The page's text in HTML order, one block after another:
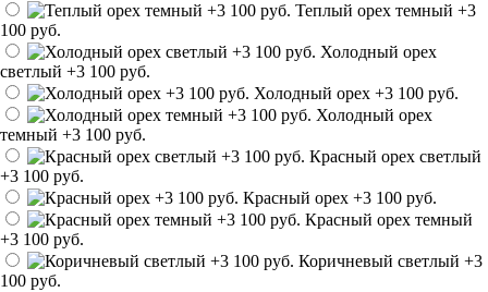
Теплый орех темный +3
100 руб.
Холодный орех
светлый +3 100 руб.
Холодный орех +3 100 руб.
Холодный орех
темный +3 100 руб.
Красный орех светлый
+3 100 руб.
Красный орех +3 100 руб.
Красный орех темный
+3 100 руб.
Коричневый светлый +3
100 руб.